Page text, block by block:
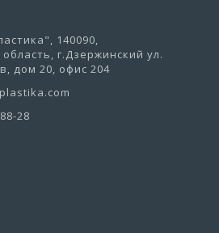
140090,
г.Дзержинский ул.
дом 20, офис 204
28